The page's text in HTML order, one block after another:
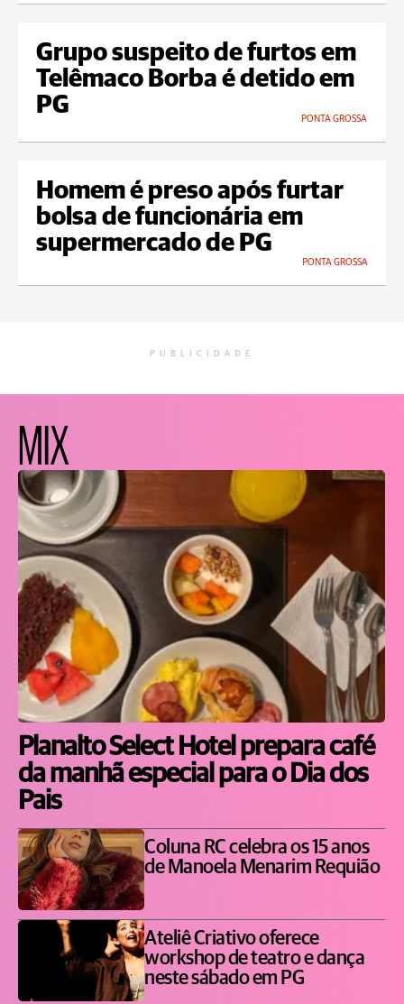
Grupo suspeito de furtos em
Telêmaco Borba é detido em
PG
PONTA GROSSA
Homem é preso após furtar
bolsa de funcionária em
supermercado de PG
PONTA GROSSA
PUBLICIDADE
MIX
Planalto Select Hotel prepara café
da manhã especial para o Dia dos
Pais
Coluna RC celebra os 15 anos
de Manoela Menarim Requião
Ateliê Criativo oferece
workshop de teatro e dança
neste sábado em PG